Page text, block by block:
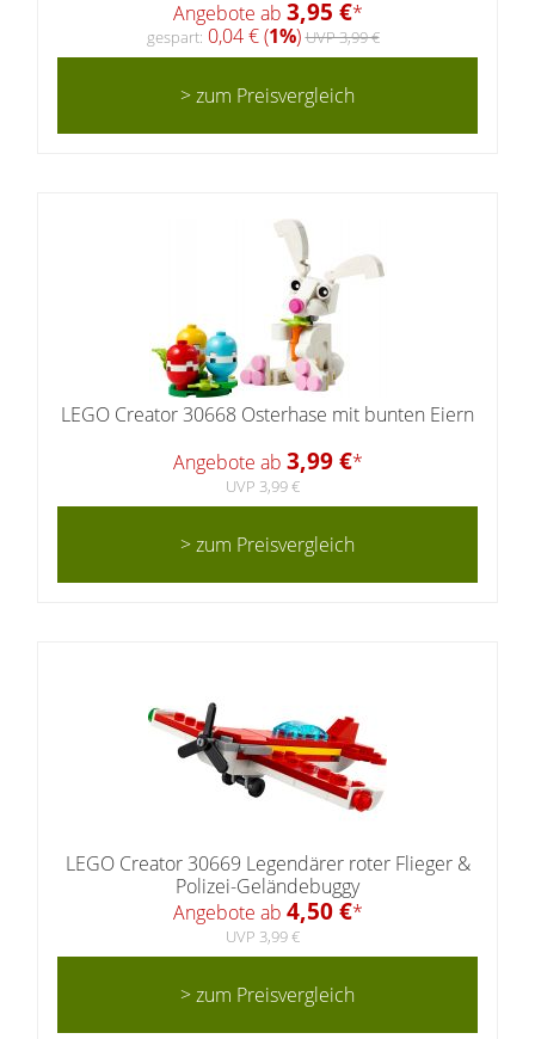
Angebote ab 3,95 €*
gespart: 0,04 € (1%)UVP 3,99 €
> zum Preisvergleich
LEGO Creator 30668 Osterhase mit bunten Eiern
Angebote ab 3,99 €*
UVP 3,99 €
> zum Preisvergleich
LEGO Creator 30669 Legendärer roter Flieger &
Polizei-Geländebuggy
Angebote ab 4,50 €*
UVP 3,99 €
> zum Preisvergleich